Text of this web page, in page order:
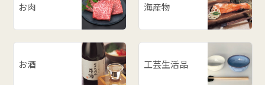
お肉 海産物
お酒 工芸生活品